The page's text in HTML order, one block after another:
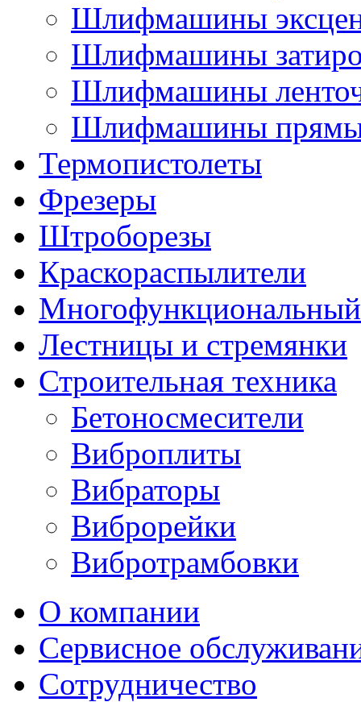
Шлифмашины
Шлифмашины
Шлифмашины
Шлифмашины
Термопистолеты
Фрезеры
Штроборезы
Краскораспылители
Лестницы и стремянки
Строительная техника
Бетоносмесители
Виброплиты
Вибраторы
Виброрейки
Вибротрамбовки
О компании
Сервисное
Сотрудничество